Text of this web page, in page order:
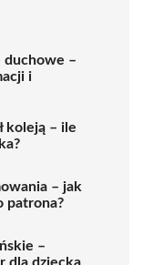
duchowe –
i
koleją – ile
– jak
patrona?
–